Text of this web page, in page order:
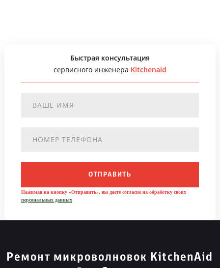
Быстрая консультация
сервисного инженера Kitchenaid
ОТПРАВИТЬ
Нажимая на кнопку «Отправить», вы даете согласие на обработку своих
персональных данных
Ремонт микроволновок KitchenAid